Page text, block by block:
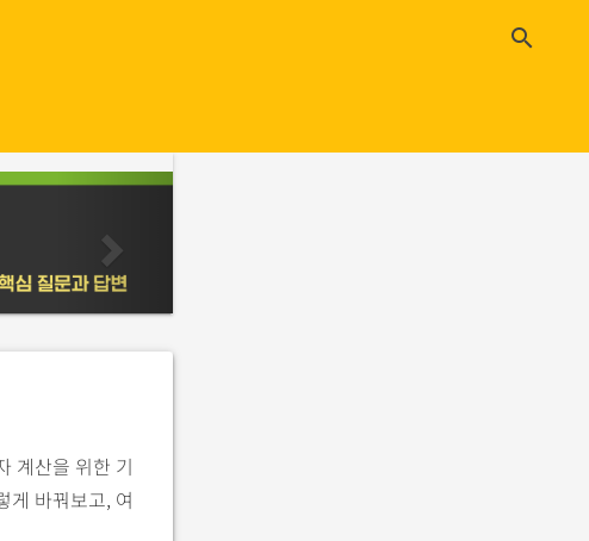
search
n
x
t
계산을 위한 기
게 바꿔보고, 여